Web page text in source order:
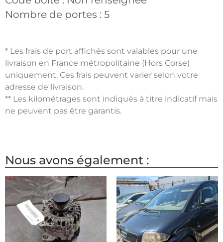
Nombre de portes : 5
* Les frais de port affichés sont valables pour une
livraison en France métropolitaine (Hors Corse)
uniquement. Ces frais peuvent varier selon votre
adresse de livraison.
** Les kilométrages sont indiqués à titre indicatif mais
ne peuvent pas être garantis.
Nous avons également :